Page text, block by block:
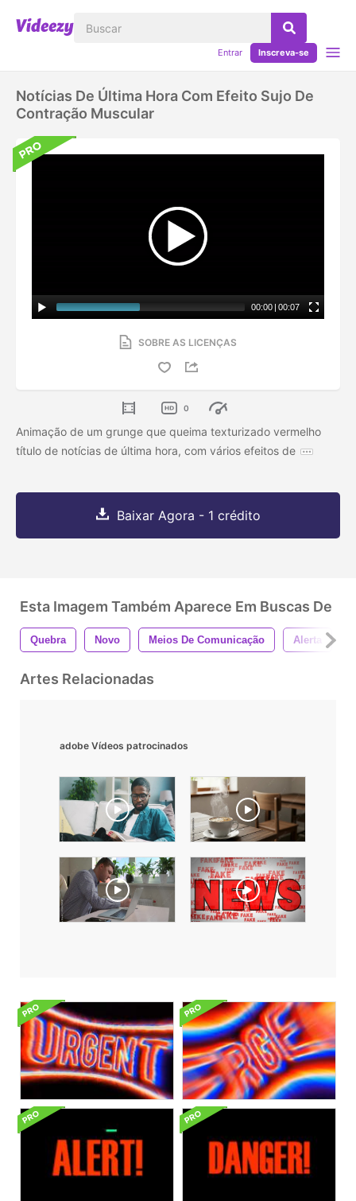
Entrar Inscreva-se
Notícias De Última Hora Com Efeito Sujo De
Contração Muscular
00:00 | 00:07
SOBRE AS LICENÇAS
0
Animação de um grunge que queima texturizado vermelho
título de notícias de última hora, com vários efeitos de
Baixar Agora - 1 crédito
Esta Imagem Também Aparece Em Buscas De
Quebra Novo Meios De Comunicação Alerta
Artes Relacionadas
adobe Vídeos patrocinados